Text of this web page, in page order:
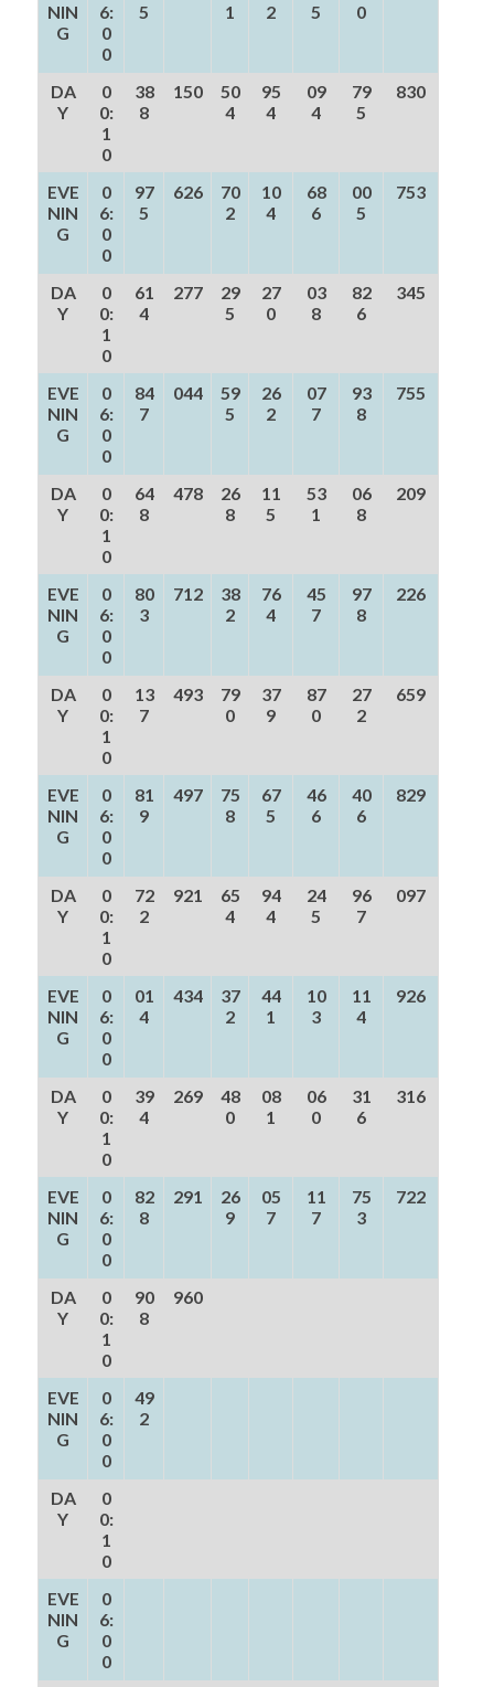
NIN
G
6:
0
0
5
1
2
5
0
DA
Y
0
0:
1
0
38
8
150
50
4
95
4
09
4
79
5
830
EVE
NIN
G
0
6:
0
0
97
5
626
70
2
10
4
68
6
00
5
753
DA
Y
0
0:
1
0
61
4
277
29
5
27
0
03
8
82
6
345
EVE
NIN
G
0
6:
0
0
84
7
044
59
5
26
2
07
7
93
8
755
DA
Y
0
0:
1
0
64
8
478
26
8
11
5
53
1
06
8
209
EVE
NIN
G
0
6:
0
0
80
3
712
38
2
76
4
45
7
97
8
226
DA
Y
0
0:
1
0
13
7
493
79
0
37
9
87
0
27
2
659
EVE
NIN
G
0
6:
0
0
81
9
497
75
8
67
5
46
6
40
6
829
DA
Y
0
0:
1
0
72
2
921
65
4
94
4
24
5
96
7
097
EVE
NIN
G
0
6:
0
0
01
4
434
37
2
44
1
10
3
11
4
926
DA
Y
0
0:
1
0
39
4
269
48
0
08
1
06
0
31
6
316
EVE
NIN
G
0
6:
0
0
82
8
291
26
9
05
7
11
7
75
3
722
DA
Y
0
0:
1
0
90
8
960
EVE
NIN
G
0
6:
0
0
49
2
DA
Y
0
0:
1
0
EVE
NIN
G
0
6:
0
0